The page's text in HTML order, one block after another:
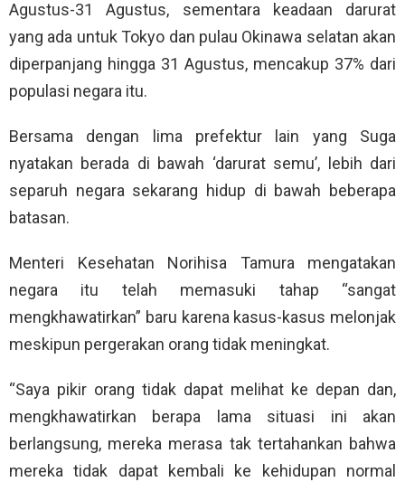
Agustus-31 Agustus, sementara keadaan darurat
yang ada untuk Tokyo dan pulau Okinawa selatan akan
diperpanjang hingga 31 Agustus, mencakup 37% dari
populasi negara itu.
Bersama dengan lima prefektur lain yang Suga
nyatakan berada di bawah ‘darurat semu’, lebih dari
separuh negara sekarang hidup di bawah beberapa
batasan.
Menteri Kesehatan Norihisa Tamura mengatakan
negara itu telah memasuki tahap “sangat
mengkhawatirkan” baru karena kasus-kasus melonjak
meskipun pergerakan orang tidak meningkat.
“Saya pikir orang tidak dapat melihat ke depan dan,
mengkhawatirkan berapa lama situasi ini akan
berlangsung, mereka merasa tak tertahankan bahwa
mereka tidak dapat kembali ke kehidupan normal